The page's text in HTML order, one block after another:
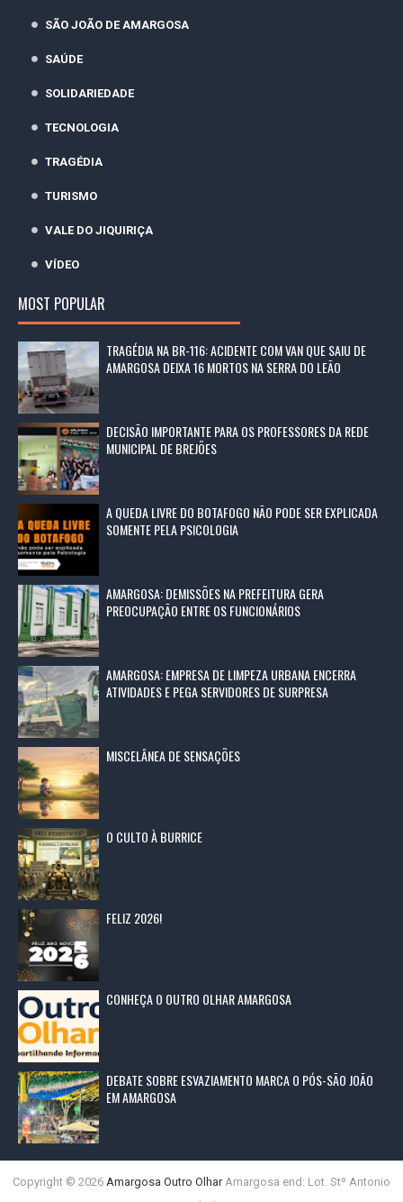
SÃO JOÃO DE AMARGOSA
SAÚDE
SOLIDARIEDADE
TECNOLOGIA
TRAGÉDIA
TURISMO
VALE DO JIQUIRIÇA
VÍDEO
MOST POPULAR
TRAGÉDIA NA BR-116: ACIDENTE COM VAN QUE SAIU DE
AMARGOSA DEIXA 16 MORTOS NA SERRA DO LEÃO
DECISÃO IMPORTANTE PARA OS PROFESSORES DA REDE
MUNICIPAL DE BREJÕES
A QUEDA LIVRE DO BOTAFOGO NÃO PODE SER EXPLICADA
SOMENTE PELA PSICOLOGIA
AMARGOSA: DEMISSÕES NA PREFEITURA GERA
PREOCUPAÇÃO ENTRE OS FUNCIONÁRIOS
AMARGOSA: EMPRESA DE LIMPEZA URBANA ENCERRA
ATIVIDADES E PEGA SERVIDORES DE SURPRESA
MISCELÂNEA DE SENSAÇÕES
O CULTO À BURRICE
FELIZ 2026!
CONHEÇA O OUTRO OLHAR AMARGOSA
DEBATE SOBRE ESVAZIAMENTO MARCA O PÓS-SÃO JOÃO
EM AMARGOSA
Copyright © 2026 Amargosa Outro Olhar Amargosa end: Lot. Stº Antonio